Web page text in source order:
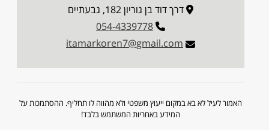
דרך דוד בן גוריון 182, גבעתיים
054-4339778
itamarkoren7@gmail.com
האמור לעיל לא בא במקום ייעוץ משפטי ולא מהווה לו תחליף. ההסתמכות על
המידע באחריות המשתמש בלבד!